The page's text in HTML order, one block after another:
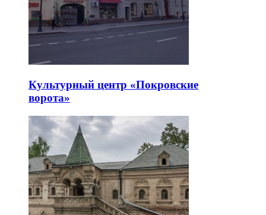
Культурный центр «Покровские
ворота»